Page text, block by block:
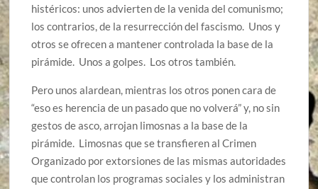
histéricos: unos advierten de la venida del comunismo;
los contrarios, de la resurrección del fascismo. Unos y
otros se ofrecen a mantener controlada la base de la
pirámide. Unos a golpes. Los otros también.
Pero unos alardean, mientras los otros ponen cara de
“eso es herencia de un pasado que no volverá” y, no sin
gestos de asco, arrojan limosnas a la base de la
pirámide. Limosnas que se transfieren al Crimen
Organizado por extorsiones de las mismas autoridades
que controlan los programas sociales y los administran